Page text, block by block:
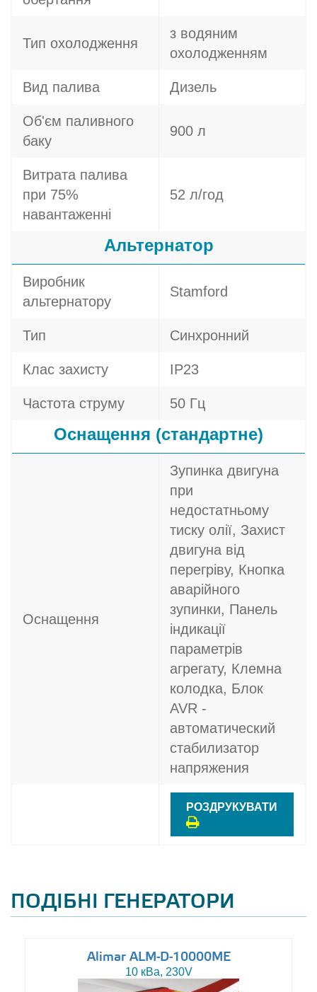
Тип охолодження
з водяним
охолодженням
Вид палива Дизель
Об'єм паливного
баку
900 л
Витрата палива
при 75%
навантаженні
52 л/год
Альтернатор
Виробник
альтернатору
Stamford
Тип Синхронний
Клас захисту IP23
Частота струму 50 Гц
Оснащення (стандартне)
Оснащення
Зупинка двигуна
при
недостатньому
тиску олії, Захист
двигуна від
перегріву, Кнопка
аварійного
зупинки, Панель
індикації
параметрів
агрегату, Клемна
колодка, Блок
AVR -
автоматический
стабилизатор
напряжения
РОЗДРУКУВАТИ
ПОДІБНІ ГЕНЕРАТОРИ
Alimar ALM-D-10000ME
10 кВа, 230V